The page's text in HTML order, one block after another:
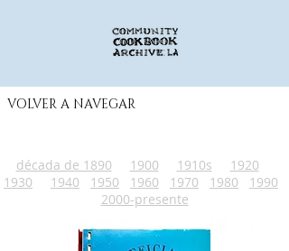
VOLVER A NAVEGAR
década de 1890 1900 1910s
1920
1930
1940 1950 1960 1970 1980
1990
2000-presente